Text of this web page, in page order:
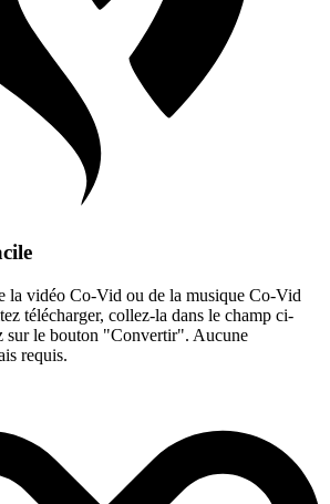
la vidéo Co-Vid ou de la musique Co-Vid
télécharger, collez-la dans le champ ci-
sur le bouton "Convertir". Aucune
requis.